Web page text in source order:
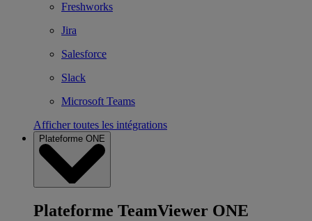
Freshworks
Jira
Salesforce
Slack
Microsoft Teams
Afficher toutes les intégrations
Plateforme ONE
Plateforme TeamViewer ONE